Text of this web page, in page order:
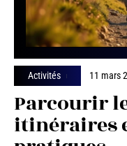
Activités 11 mars
Parcourir
itinéraires